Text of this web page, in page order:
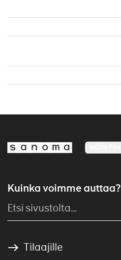
Kuinka voimme auttaa?
Tilaajille